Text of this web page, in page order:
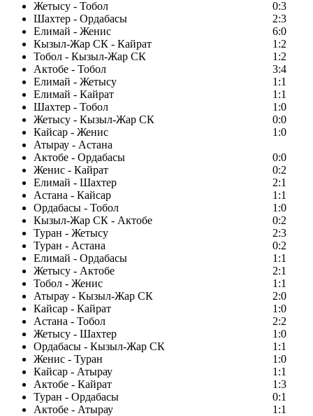
Жетысу - Тобол
0:3
Шахтер - Ордабасы
2:3
Елимай - Женис
6:0
Кызыл-Жар СК - Кайрат
1:2
Тобол - Кызыл-Жар СК
1:2
Актобе - Тобол
3:4
Елимай - Жетысу
1:1
Елимай - Кайрат
1:1
Шахтер - Тобол
1:0
Жетысу - Кызыл-Жар СК
0:0
Кайсар - Женис
1:0
Атырау - Астана
Актобе - Ордабасы
0:0
Женис - Кайрат
0:2
Елимай - Шахтер
2:1
Астана - Кайсар
1:1
Ордабасы - Тобол
1:0
Кызыл-Жар СК - Актобе
0:2
Туран - Жетысу
2:3
Туран - Астана
0:2
Елимай - Ордабасы
1:1
Жетысу - Актобе
2:1
Тобол - Женис
1:1
Атырау - Кызыл-Жар СК
2:0
Кайсар - Кайрат
1:0
Астана - Тобол
2:2
Жетысу - Шахтер
1:0
Ордабасы - Кызыл-Жар СК
1:1
Женис - Туран
1:0
Кайсар - Атырау
1:1
Актобе - Кайрат
1:3
Туран - Ордабасы
0:1
Актобе - Атырау
1:1